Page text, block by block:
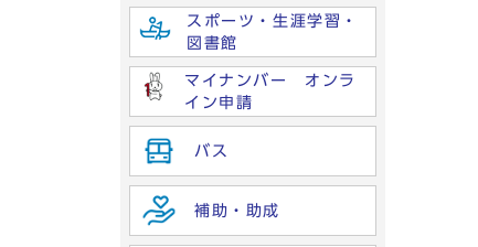
スポーツ・生涯学習・
図書館
マイナンバー オンラ
イン申請
バス
補助・助成